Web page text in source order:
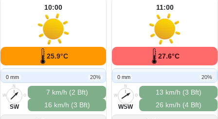
10:00
25.9°C
0 mm 20%
N
O
S
W
SW
7 km/h (2 Bft)
16 km/h (3 Bft)
11:00
27.6°C
0 mm 20%
N
O
S
W
WSW
13 km/h (3 Bft)
26 km/h (4 Bft)